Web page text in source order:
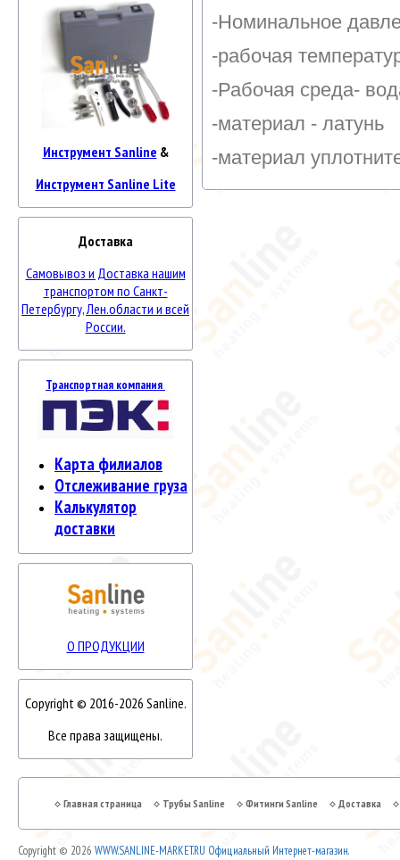
Инструмент Sanline &
Инструмент Sanline Lite
Доставка
Самовывоз и Доставка нашим
транспортом по Санкт-
Петербургу, Лен.области и всей
России.
Транспортная компания
Карта филиалов
Отслеживание груза
Калькулятор
доставки
О ПРОДУКЦИИ
Copyright © 2016-2026 Sanline.
Все права защищены.
-Номинальное
-рабочая
-Рабочая среда-
-материал - латунь
-материал
Главная страница Трубы Sanline Фитинги Sanline Доставка
Copyright © 2026 WWW.SANLINE-MARKET.RU Официальный Интернет-магазин.